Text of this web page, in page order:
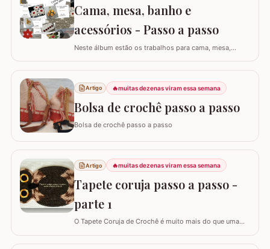
falso ponto alto: Experimentar…
Cama, mesa, banho e
acessórios - Passo a passo
Neste álbum estão os trabalhos para cama, mesa,
clicar nas imagens! Trilhos/caminhos e centro de mesa
Sousplat Puxa-saco e porta-pano de prato Squares para
colcha de cama Outros Álbuns que temos no blog
Artigo 🔥muitas dezenas viram essa semana
Bolsa de crochê passo a passo
Bolsa de crochê passo a passo
Artigo 🔥muitas dezenas viram essa semana
Tapete coruja passo a passo -
parte 1
O Tapete Coruja de Crochê é muito mais do que uma
sabedoria com a delicadeza do feito à mão. Embora a